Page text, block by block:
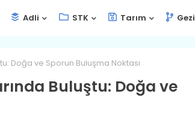
Adli STK Tarım Gezi
Doğa ve Sporun Buluşma Noktası
Buluştu: Doğa ve